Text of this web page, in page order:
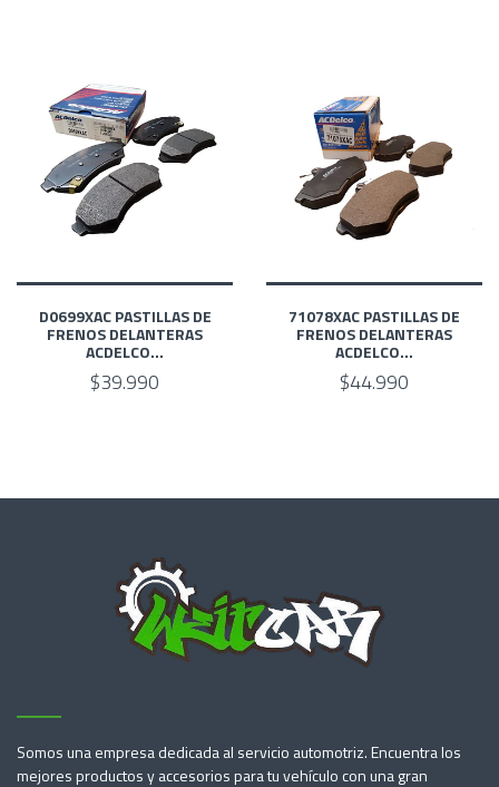
D0699XAC PASTILLAS DE
FRENOS DELANTERAS
ACDELCO...
$39.990
71078XAC PASTILLAS DE
FRENOS DELANTERAS
ACDELCO...
$44.990
Somos una empresa dedicada al servicio automotriz. Encuentra los
mejores productos y accesorios para tu vehículo con una gran